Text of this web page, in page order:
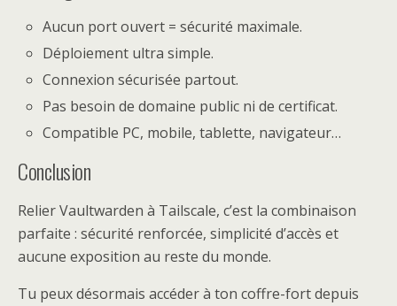
Aucun port ouvert = sécurité maximale.
Déploiement ultra simple.
Connexion sécurisée partout.
Pas besoin de domaine public ni de certificat.
Compatible PC, mobile, tablette, navigateur…
Conclusion
Relier Vaultwarden à Tailscale, c’est la combinaison
parfaite : sécurité renforcée, simplicité d’accès et
aucune exposition au reste du monde.
Tu peux désormais accéder à ton coffre-fort depuis